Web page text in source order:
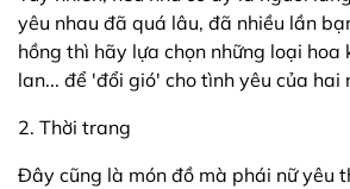
yêu nhau đã quá lâu, đã nhiều lần
hồng thì hãy lựa chọn những loại hoa
lan... để 'đổi gió' cho tình yêu của hai
2. Thời trang
Đây cũng là món đồ mà phái nữ yêu